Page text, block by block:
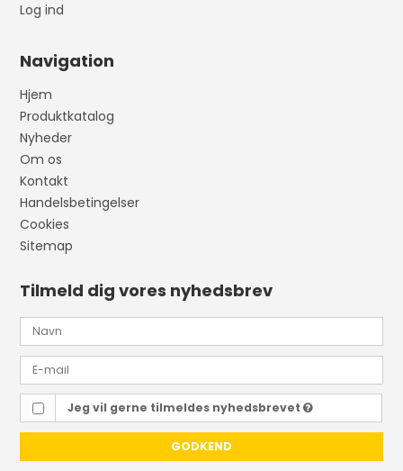
Log ind
Navigation
Hjem
Produktkatalog
Nyheder
Om os
Kontakt
Handelsbetingelser
Cookies
Sitemap
Tilmeld dig vores nyhedsbrev
Jeg vil gerne tilmeldes nyhedsbrevet
GODKEND